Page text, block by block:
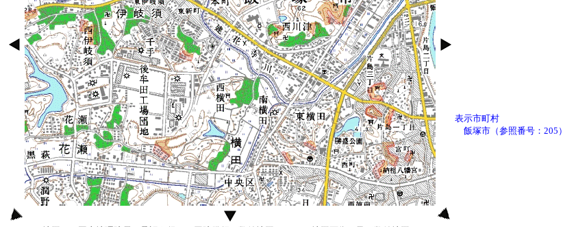
表示市町村
飯塚市（参照番号：205）